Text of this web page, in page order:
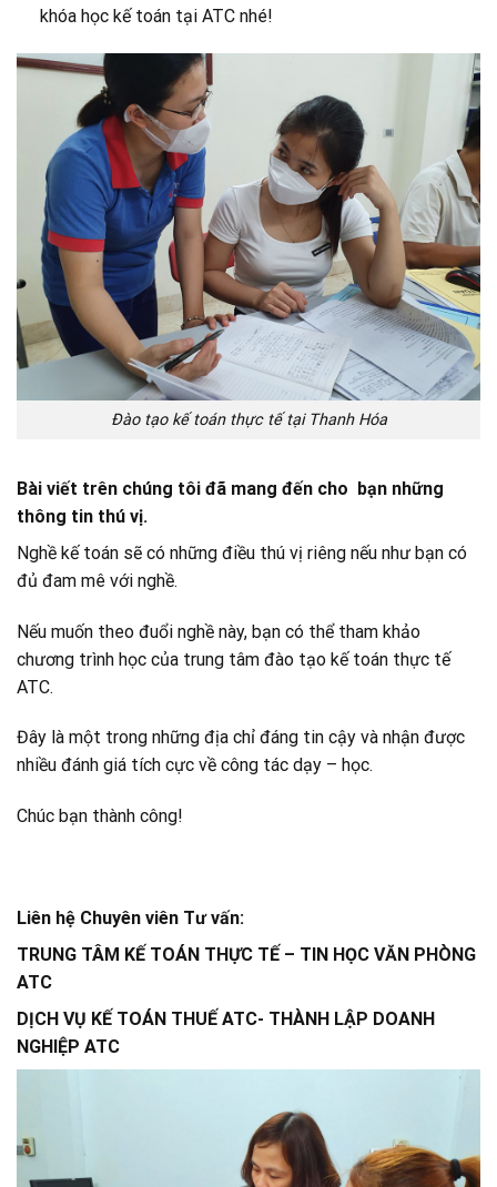
khóa học kế toán tại ATC nhé!
Đào tạo kế toán thực tế tại Thanh Hóa
Bài viết trên chúng tôi đã mang đến cho bạn những
thông tin thú vị.
Nghề kế toán sẽ có những điều thú vị riêng nếu như bạn có
đủ đam mê với nghề.
Nếu muốn theo đuổi nghề này, bạn có thể tham khảo
chương trình học của trung tâm đào tạo kế toán thực tế
ATC.
Đây là một trong những địa chỉ đáng tin cậy và nhận được
nhiều đánh giá tích cực về công tác dạy – học.
Chúc bạn thành công!
Liên hệ Chuyên viên Tư vấn:
TRUNG TÂM KẾ TOÁN THỰC TẾ – TIN HỌC VĂN PHÒNG
ATC
DỊCH VỤ KẾ TOÁN THUẾ ATC- THÀNH LẬP DOANH
NGHIỆP ATC